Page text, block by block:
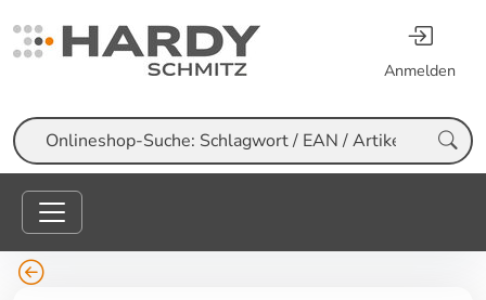
Anmelden
Suche